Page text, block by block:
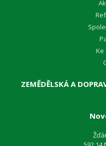
Ke
ZEMĚDĚLSKÁ A